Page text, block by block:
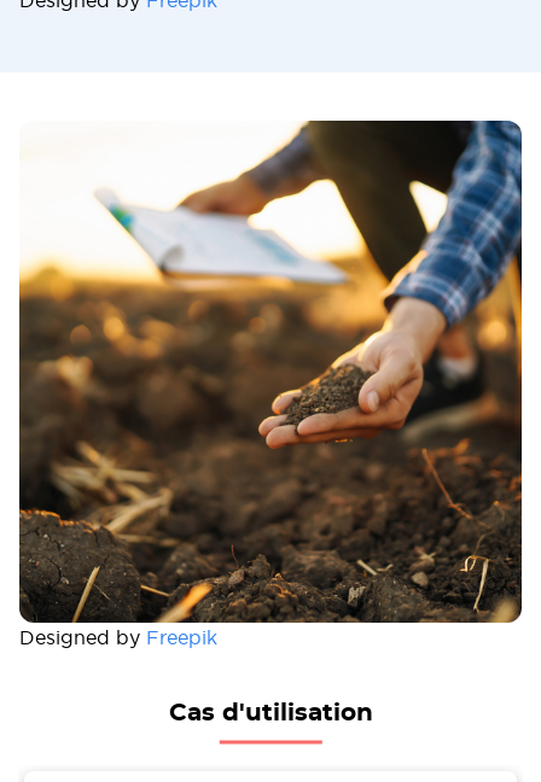
Designed by Freepik
Cas d'utilisation